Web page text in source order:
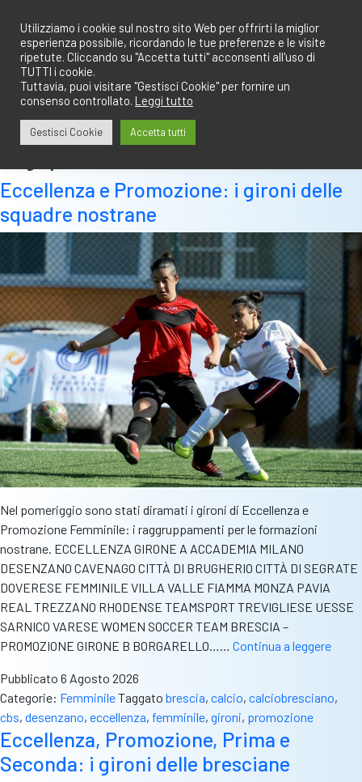
contenuto
Eccellenza e Promozione: i gironi delle
squadre nostrane
Nel pomeriggio sono stati diramati i gironi di Eccellenza e
Promozione Femminile: i raggruppamenti per le formazioni
nostrane. ECCELLENZA GIRONE A ACCADEMIA MILANO
DESENZANO CAVENAGO CITTÀ DI BRUGHERIO CITTÀ DI SEGRATE
DOVERESE FEMMINILE VILLA VALLE FIAMMA MONZA PAVIA
REAL TREZZANO RHODENSE TEAMSPORT TREVIGLIESE UESSE
SARNICO VARESE WOMEN SOCCER TEAM BRESCIA –
PROMOZIONE GIRONE B BORGARELLO…… Continua a leggere
i
Pubblicato 6 Agosto 2026
Categorie: FemminileTaggato brescia, calcio, calciobresciano,
cbs, desenzano, eccellenza, femminile, gironi, promozione
Eccellenza, Promozione, Prima e
Seconda: i gironi delle bresciane
Utilizziamo i cookie sul nostro sito Web per offrirti la miglior
esperienza possibile, ricordando le tue preferenze e le visite
ripetute. Cliccando su "Accetta tutti" acconsenti all'uso di
TUTTI i cookie.
Tuttavia, puoi visitare "Gestisci Cookie" per fornire un
consenso controllato. Leggi tutto
Gestisci Cookie Accetta tutti